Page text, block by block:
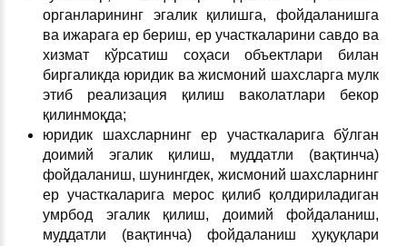
органларининг эгалик қилишга, фойдаланишга
ва ижарага ер бериш, ер участкаларини савдо ва
хизмат кўрсатиш соҳаси объектлари билан
биргаликда юридик ва жисмоний шахсларга мулк
этиб реализация қилиш ваколатлари бекор
қилинмоқда;
юридик шахсларнинг ер участкаларига бўлган
доимий эгалик қилиш, муддатли (вақтинча)
фойдаланиш, шунингдек, жисмоний шахсларнинг
ер участкаларига мерос қилиб қолдириладиган
умрбод эгалик қилиш, доимий фойдаланиш,
муддатли (вақтинча) фойдаланиш ҳуқуқлари